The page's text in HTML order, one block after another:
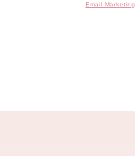
Email Marketing